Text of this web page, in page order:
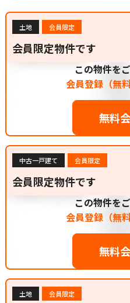
土地 会員限定
会員限定物件です
この物件を
会員登録（無料
無料
中古一戸建て 会員限定
会員限定物件です
この物件を
会員登録（無料
無料
土地 会員限定